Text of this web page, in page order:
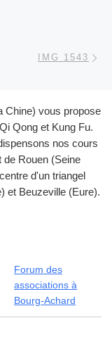
IMG 1543
Chine) vous propose
Qong et Kung Fu.
nos cours
de Rouen (Seine
d'un triangel
et Beuzeville (Eure).
Forum des
associations à
Bourg-Achard